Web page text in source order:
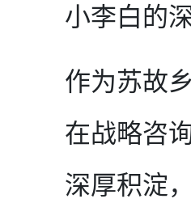
小李白的
作为苏故
在战略咨
深厚积淀